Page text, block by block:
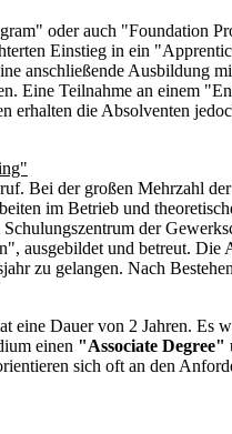
oder auch "Foundation
Einstieg in ein
anschließende Ausbildung
Eine Teilnahme an einem
die Absolventen
Bei der großen Mehrzahl
im Betrieb und
der
ausgebildet und betreut.
zu gelangen. Nach
Dauer von 2 Jahren.
einen "Associate Degree"
sich oft an den